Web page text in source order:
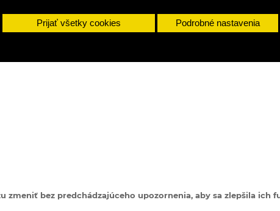
Prijať všetky cookies Podrobné nastavenia
bez predchádzajúceho upozornenia, aby sa zlepšila ich